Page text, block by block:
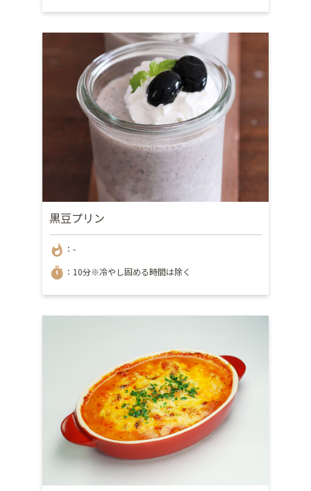
黒豆プリン
whatshot ：-
timer ：10分※冷やし固める時間は除く